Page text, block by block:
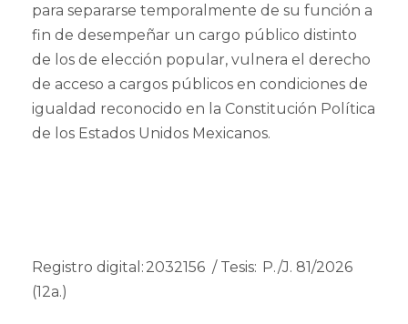
para separarse temporalmente de su función a
fin de desempeñar un cargo público distinto
de los de elección popular, vulnera el derecho
de acceso a cargos públicos en condiciones de
igualdad reconocido en la Constitución Política
de los Estados Unidos Mexicanos.
Registro digital: 2032156 / Tesis: P./J. 81/2026
(12a.)